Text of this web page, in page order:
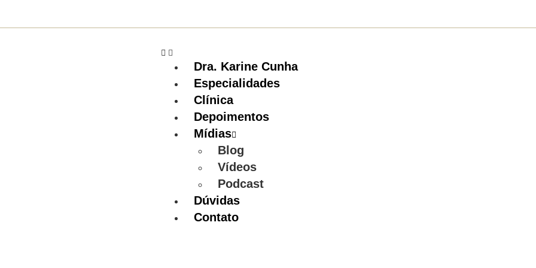
Dra. Karine Cunha
Especialidades
Clínica
Depoimentos
Mídias
Blog
Vídeos
Podcast
Dúvidas
Contato